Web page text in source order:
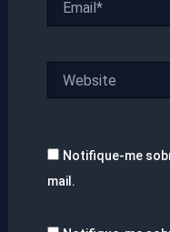
Notifique-me
mail.